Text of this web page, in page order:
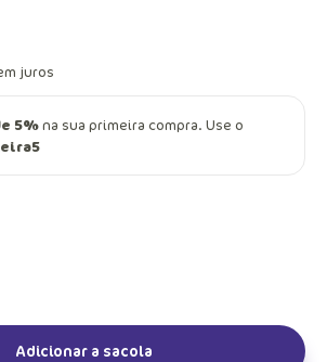
juros
5%na sua primeira compra. Use o
Adicionar a sacola